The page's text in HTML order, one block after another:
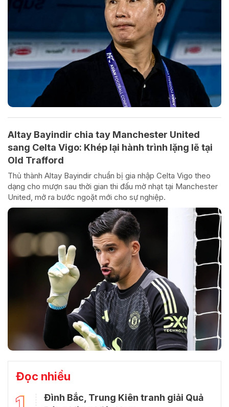
Altay Bayindir chia tay Manchester United
sang Celta Vigo: Khép lại hành trình lặng lẽ tại
Old Trafford
Thủ thành Altay Bayindir chuẩn bị gia nhập Celta Vigo theo
dạng cho mượn sau thời gian thi đấu mờ nhạt tại Manchester
United, mở ra bước ngoặt mới cho sự nghiệp.
Đọc nhiều
Đình Bắc, Trung Kiên tranh giải Quả